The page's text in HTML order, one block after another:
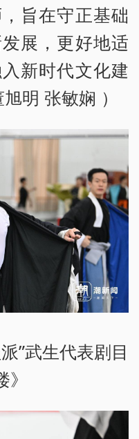
旨在守正基础
展，更好地适
新时代文化建
明 张敏娴 ）
”武生代表剧目
》